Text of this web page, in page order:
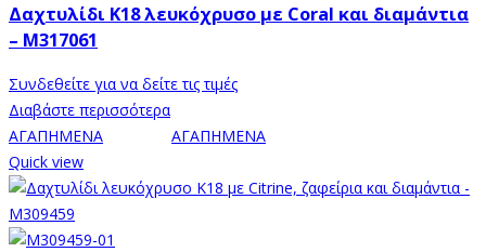
Δαχτυλίδι Κ18 λευκόχρυσο με Coral και διαμάντια
– M317061
Συνδεθείτε για να δείτε τις τιμές
Διαβάστε περισσότερα
ΑΓΑΠΗΜΕΝΑ
ΑΓΑΠΗΜΕΝΑ
Quick view